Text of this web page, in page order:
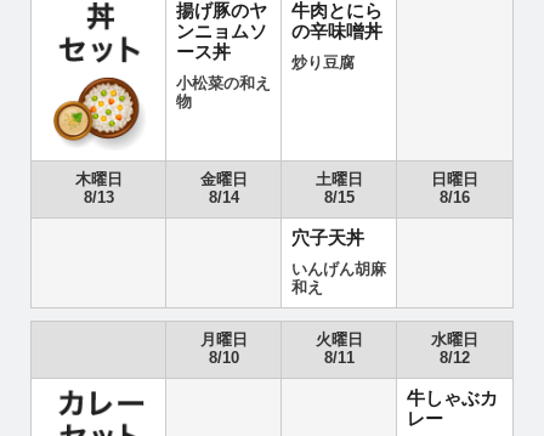
揚げ豚のヤ
ンニョムソ
ース丼
小松菜の和え
物
牛肉とにら
の辛味噌丼
炒り豆腐
木曜日
8/13
金曜日
8/14
土曜日
8/15
日曜日
8/16
穴子天丼
いんげん胡麻
和え
月曜日
8/10
火曜日
8/11
水曜日
8/12
牛しゃぶカ
レー